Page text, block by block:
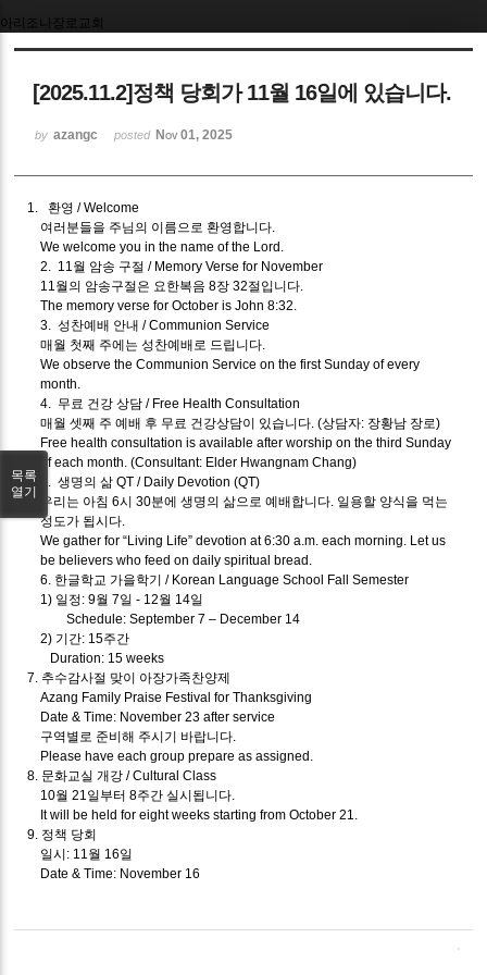
아리조나장로교회
[2025.11.2]정책 당회가 11월 16일에 있습니다.
by azangc posted Nov 01, 2025
1. 환영 / Welcome
여러분들을 주님의 이름으로 환영합니다.
We welcome you in the name of the Lord.
2. 11월 암송 구절 / Memory Verse for November
11월의 암송구절은 요한복음 8장 32절입니다.
The memory verse for October is John 8:32.
3. 성찬예배 안내 / Communion Service
매월 첫째 주에는 성찬예배로 드립니다.
We observe the Communion Service on the first Sunday of every
month.
4. 무료 건강 상담 / Free Health Consultation
매월 셋째 주 예배 후 무료 건강상담이 있습니다. (상담자: 장황남 장로)
Free health consultation is available after worship on the third Sunday
of each month. (Consultant: Elder Hwangnam Chang)
5. 생명의 삶 QT / Daily Devotion (QT)
우리는 아침 6시 30분에 생명의 삶으로 예배합니다. 일용할 양식을 먹는
성도가 됩시다.
We gather for “Living Life” devotion at 6:30 a.m. each morning. Let us
be believers who feed on daily spiritual bread.
6. 한글학교 가을학기 / Korean Language School Fall Semester
1) 일정: 9월 7일 - 12월 14일
Schedule: September 7 – December 14
2) 기간: 15주간
Duration: 15 weeks
7. 추수감사절 맞이 아장가족찬양제
Azang Family Praise Festival for Thanksgiving
Date & Time: November 23 after service
구역별로 준비해 주시기 바랍니다.
Please have each group prepare as assigned.
8. 문화교실 개강 / Cultural Class
10월 21일부터 8주간 실시됩니다.
It will be held for eight weeks starting from October 21.
9. 정책 당회
일시: 11월 16일
Date & Time: November 16
목록
열기
Sketchbook5, 스케치북5
Sketchbook5, 스케치북5